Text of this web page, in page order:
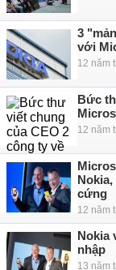
3
với
12 năm
Bức
12 năm
cứng
12 năm
Nokia
nhập
13 năm